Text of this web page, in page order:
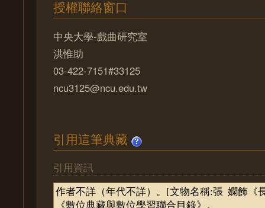
授權聯絡窗口
中央大學-戲曲研究室
洪惟助
03-422-7151#33125
ncu3125@ncu.edu.tw
引用這筆典藏
引用資訊